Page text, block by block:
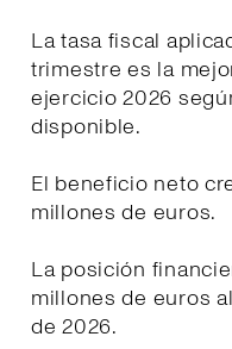
La tasa fiscal
trimestre es la
ejercicio 2026
disponible.
El beneficio neto
millones de euros.
La posición
millones de euros
de 2026.